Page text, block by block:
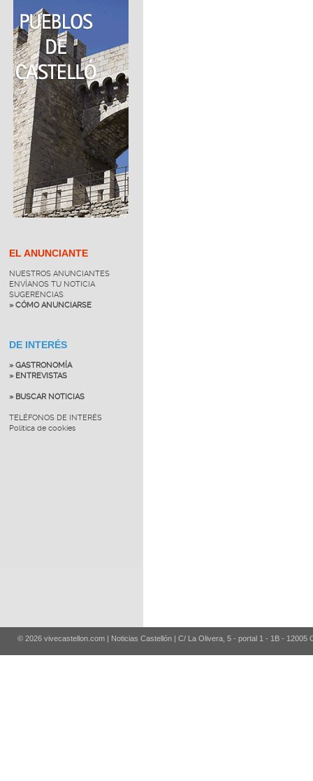
EL ANUNCIANTE
NUESTROS ANUNCIANTES
ENVÍANOS TU NOTICIA
SUGERENCIAS
» CÓMO ANUNCIARSE
DE INTERÉS
» GASTRONOMÍA
» ENTREVISTAS
» BUSCAR NOTICIAS
TELÉFONOS DE INTERÉS
Política de cookies
© 2026 vivecastellon.com | Noticias Castellón | C/ La Olivera, 5 - portal 1 - 1B - 12005